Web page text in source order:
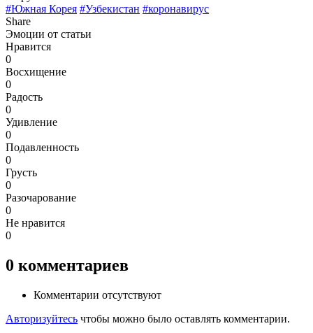
#Южная Корея #Узбекистан #коронавирус
Share
Эмоции от статьи
Нравится
0
Восхищение
0
Радость
0
Удивление
0
Подавленность
0
Грусть
0
Разочарование
0
Не нравится
0
0 комментариев
Комментарии отсутствуют
Авторизуйтесь чтобы можно было оставлять комментарии.